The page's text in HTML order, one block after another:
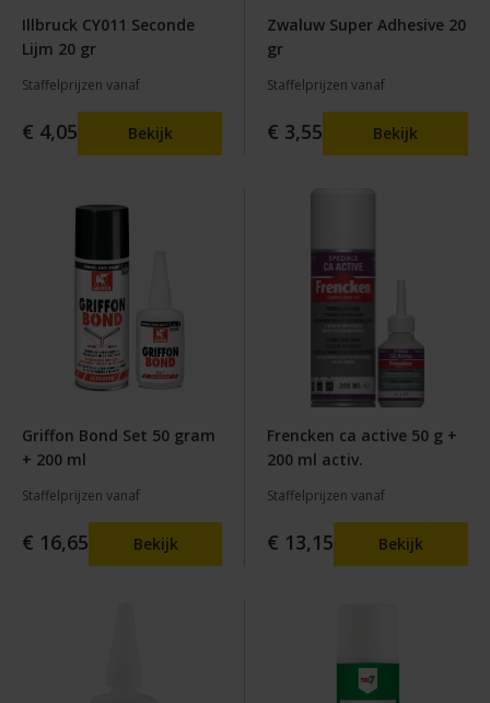
Illbruck CY011 Seconde
Lijm 20 gr
Staffelprijzen vanaf
€ 4,05 Bekijk
Zwaluw Super Adhesive 20
gr
Staffelprijzen vanaf
€ 3,55 Bekijk
Griffon Bond Set 50 gram
+ 200 ml
Staffelprijzen vanaf
€ 16,65 Bekijk
Frencken ca active 50 g +
200 ml activ.
Staffelprijzen vanaf
€ 13,15 Bekijk